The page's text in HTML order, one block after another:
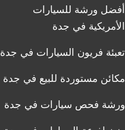
أفضل ورشة للسيارات
الأمريكية في جدة
تعبئة فريون السيارات في جدة
مكائن مستوردة للبيع في جدة
ورشة فحص سيارات في جدة